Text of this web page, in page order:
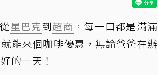
星巴克到超商 ，每一口都是滿滿
能來個咖啡優惠，無論爸爸在辦
的一天！